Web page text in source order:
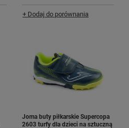
+ Dodaj do porównania
Joma buty piłkarskie Supercopa
2603 turfy dla dzieci na sztuczną